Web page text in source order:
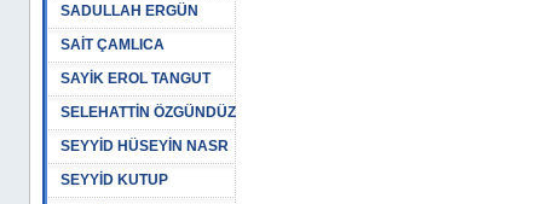
SADULLAH ERGÜN
SAİT ÇAMLICA
SAYİK EROL TANGUT
SELEHATTİN ÖZGÜNDÜZ
SEYYİD HÜSEYİN NASR
SEYYİD KUTUP